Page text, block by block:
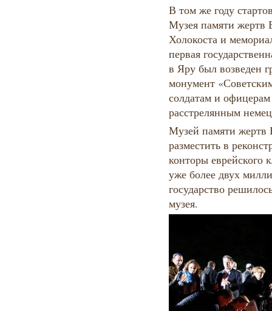
В том же году
Музея памяти жертв
Холокоста и
первая
в Яру был возведен
монумент
солдатам и
расстрелянным
Музей памяти жертв
разместить в
конторы
уже более двух
государство
музея.